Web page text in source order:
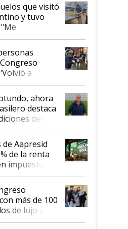
que visitó
y tuvo
a
del
todo elahora
destaca
del
invertir:
Aapresid
de la renta
impuestos:
en
discutiendo
de hace 50
más de 100
de lujo y